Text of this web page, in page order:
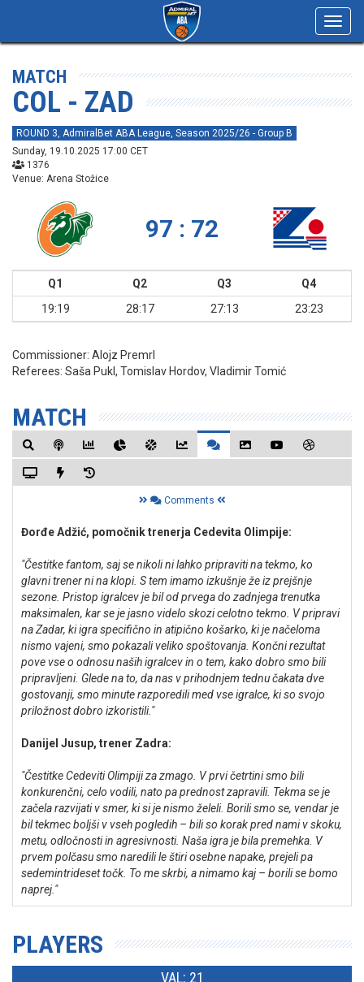
MATCH
COL - ZAD
ROUND 3, AdmiralBet ABA League, Season 2025/26 - Group B
Sunday, 19.10.2025 17:00 CET
1376
Venue: Arena Stožice
97 : 72
Q1 Q2 Q3
Q4
19:19
28:17 27:13 23:23
Commissioner: Alojz Premrl
Referees: Saša Pukl, Tomislav Hordov, Vladimir Tomić
MATCH
Comments
Đorđe Adžić, pomočnik trenerja Cedevita Olimpije:
"Čestitke fantom, saj se nikoli ni lahko pripraviti na tekmo, ko
glavni trener ni na klopi. S tem imamo izkušnje že iz prejšnje
sezone. Pristop igralcev je bil od prvega do zadnjega trenutka
maksimalen, kar se je jasno videlo skozi celotno tekmo. V pripravi
na Zadar, ki igra specifično in atipično košarko, ki je načeloma
nismo vajeni, smo pokazali veliko spoštovanja. Končni rezultat
pove vse o odnosu naših igralcev in o tem, kako dobro smo bili
pripravljeni. Glede na to, da nas v prihodnjem tednu čakata dve
gostovanji, smo minute razporedili med vse igralce, ki so svojo
priložnost dobro izkoristili."
Danijel Jusup, trener Zadra:
"Čestitke Cedeviti Olimpiji za zmago. V prvi četrtini smo bili
konkurenčni, celo vodili, nato pa prednost zapravili. Tekma se je
začela razvijati v smer, ki si je nismo želeli. Borili smo se, vendar je
bil tekmec boljši v vseh pogledih – bili so korak pred nami v skoku,
metu, odločnosti in agresivnosti. Naša igra je bila premehka. V
prvem polčasu smo naredili le štiri osebne napake, prejeli pa
sedemintrideset točk. To me skrbi, a nimamo kaj – borili se bomo
naprej."
PLAYERS
VAL: 21